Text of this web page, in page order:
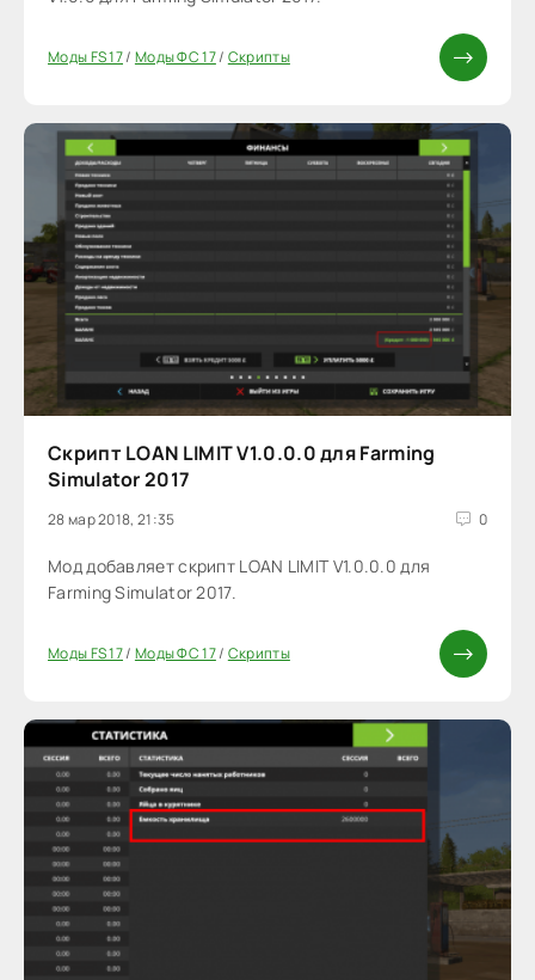
Моды FS 17/ Моды ФС 17/ Скрипты
Скрипт LOAN LIMIT V1.0.0.0 для Farming
Simulator 2017
28 мар 2018, 21:35 0
Мод добавляет скрипт LOAN LIMIT V1.0.0.0 для
Farming Simulator 2017.
Моды FS 17/ Моды ФС 17/ Скрипты